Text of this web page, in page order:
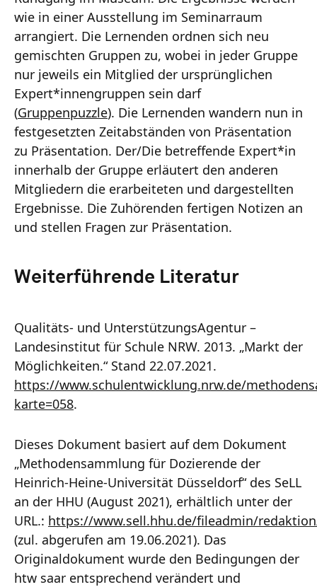
wie in einer Ausstellung im Seminarraum
arrangiert. Die Lernenden ordnen sich neu
gemischten Gruppen zu, wobei in jeder Gruppe
nur jeweils ein Mitglied der ursprünglichen
Expert*innengruppen sein darf
(Gruppenpuzzle). Die Lernenden wandern nun in
festgesetzten Zeitabständen von Präsentation
zu Präsentation. Der/Die betreffende Expert*in
innerhalb der Gruppe erläutert den anderen
Mitgliedern die erarbeiteten und dargestellten
Ergebnisse. Die Zuhörenden fertigen Notizen an
und stellen Fragen zur Präsentation.
Weiterführende Literatur
Qualitäts- und UnterstützungsAgentur –
Landesinstitut für Schule NRW. 2013. „Markt der
Möglichkeiten.“ Stand 22.07.2021.
https://www.schulentwicklung.nrw.de/
karte=058.
Dieses Dokument basiert auf dem Dokument
„Methodensammlung für Dozierende der
Heinrich-Heine-Universität Düsseldorf“ des SeLL
an der HHU (August 2021), erhältlich unter der
URL.: https://www.sell.hhu.de/fileadmin/
(zul. abgerufen am 19.06.2021). Das
Originaldokument wurde den Bedingungen der
htw saar entsprechend verändert und